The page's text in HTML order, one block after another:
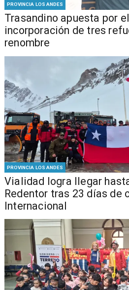
PROVINCIA LOS ANDES
Trasandino apuesta por
incorporación de tres
renombre
PROVINCIA LOS ANDES
Vialidad logra llegar
Redentor tras 23 días de
Internacional